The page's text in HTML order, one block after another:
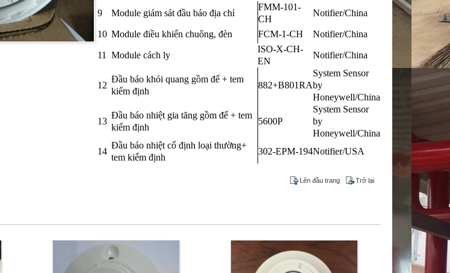
9 Module giám sát đầu báo địa chỉ
FMM-101-
CH
Notifier/China
10 Module điều khiển chuông, đèn FCM-1-CH Notifier/China
11 Module cách ly
ISO-X-CH-
EN
Notifier/China
12
Đầu báo khói quang gồm đế + tem
kiểm định
882+B801RA
System Sensor
by
Honeywell/China
13
Đầu báo nhiệt gia tăng gồm đế + tem
kiểm định
5600P
System Sensor
by
Honeywell/China
14
Đầu báo nhiệt cố định loại thường+
tem kiểm định
302-EPM-194Notifier/USA
Lên đầu trang Trở lại